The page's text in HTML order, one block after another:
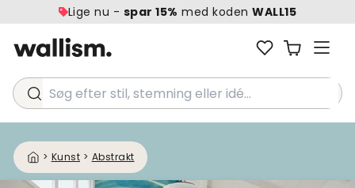
Lige nu - spar 15% med kodenWALL15
Søg efter stil, stemning eller idé...
> Kunst > Abstrakt